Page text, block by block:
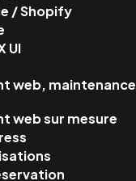
/ Shopify
UI
web,
web sur mesure